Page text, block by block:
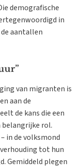
demografische
in
aantallen
van migranten is
aan de
de kans die een
rol.
in de volksmond
verhouding tot hun
Gemiddeld plegen